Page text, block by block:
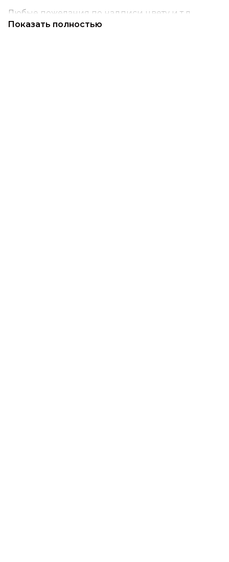
Любые пожелания по надписи цвету и т.д.
оставляйте в примечании / комментарии к
Показать полностью